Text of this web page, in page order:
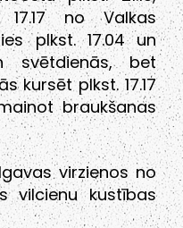
no Valkas
plkst. 17.04 un
svētdienās, bet
kursēt plkst. 17.17
braukšanas
virzienos no
vilcienu kustības